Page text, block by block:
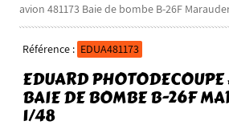
avion 481173 Baie de bombe B-26F
Référence : EDUA481173
EDUARD PHOTODECOUPE
BAIE DE BOMBE B-26F
1/48